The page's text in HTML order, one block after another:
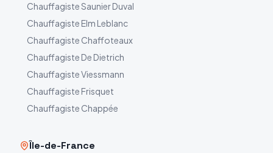
ChauffagisteSaunier Duval
Chauffagiste Elm Leblanc
Chauffagiste Chaffoteaux
Chauffagiste De Dietrich
ChauffagisteViessmann
Chauffagiste Frisquet
Chauffagiste Chappée
Île-de-France